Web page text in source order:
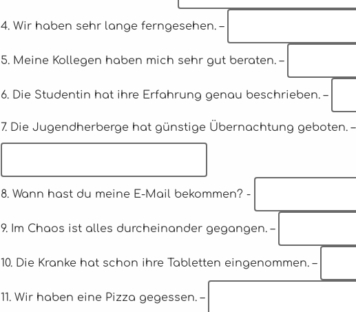
4. Wir haben sehr lange ferngesehen. –
5. Meine Kollegen haben mich sehr gut beraten. –
6. Die Studentin hat ihre Erfahrung genau beschrieben. –
7. Die Jugendherberge hat günstige Übernachtung geboten. –
8. Wann hast du meine E-Mail bekommen? -
9. Im Chaos ist alles durcheinander gegangen. –
10. Die Kranke hat schon ihre Tabletten eingenommen. –
11. Wir haben eine Pizza gegessen. –